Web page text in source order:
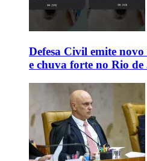
Defesa Civil emite
e chuva forte no Rio de